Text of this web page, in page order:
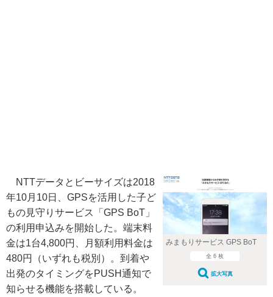
みまもりサービス GPS BoT
全 6 枚
拡大写真
NTTデータとビーサイズは2018
年10月10日、GPSを活用した子ど
もの見守りサービス「GPS BoT」
の利用申込みを開始した。端末料
金は1台4,800円、月額利用料金は
480円（いずれも税別）。到着や
出発のタイミングをPUSH通知で
知らせる機能を搭載している。